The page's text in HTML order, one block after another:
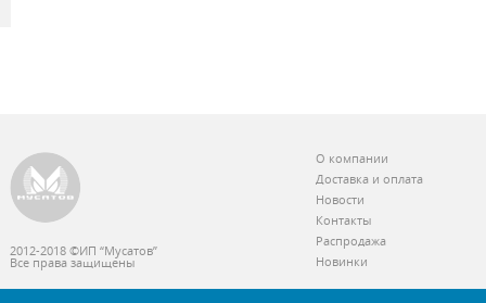
2012-2018 ©ИП “Мусатов”
Все права защищены
О компании
Доставка и оплата
Новости
Контакты
Распродажа
Новинки